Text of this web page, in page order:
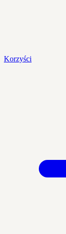
Korzyści